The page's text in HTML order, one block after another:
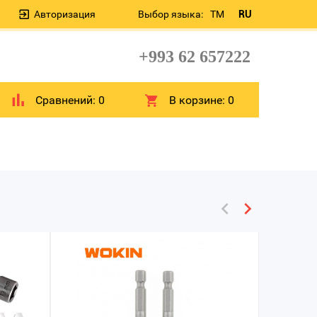
Выбор языка: TM RU
Авторизация
+993 62 657222
Сравнений: 0 В корзине:0